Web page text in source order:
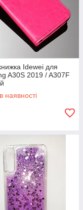
Idewei для
A30S 2019 / A307F
наявності